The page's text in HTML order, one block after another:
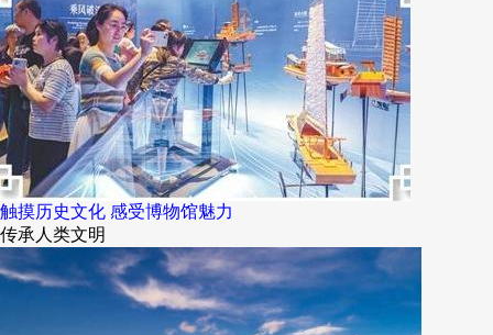
触摸历史文化 感受博物馆魅力
传承人类文明